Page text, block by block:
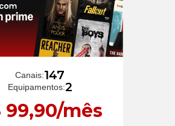
Canais:147
Equipamentos:2
99,90/mês